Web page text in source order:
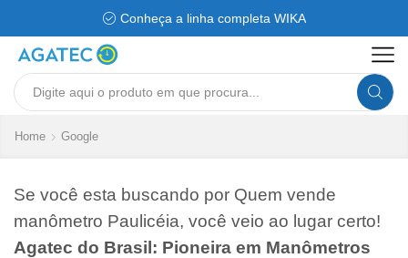
Conheça a linha completa WIKA
Search
Home Google
Se você esta buscando por Quem vende
manômetro Paulicéia, você veio ao lugar certo!
Agatec do Brasil: Pioneira em Manômetros